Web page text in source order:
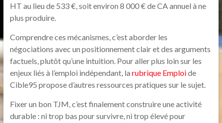
HT au lieu de 533 €, soit environ 8 000 € de CA annuel à ne
plus produire.
Comprendre ces mécanismes, c’est aborder les
négociations avec un positionnement clair et des arguments
factuels, plutôt qu’une intuition. Pour aller plus loin sur les
enjeux liés à l’emploi indépendant, la rubrique Emploide
Cible95 propose d’autres ressources pratiques sur le sujet.
Fixer un bon TJM, c’est finalement construire une activité
durable : ni trop bas pour survivre, ni trop élevé pour